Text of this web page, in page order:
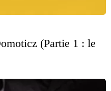
(Partie 1 : le